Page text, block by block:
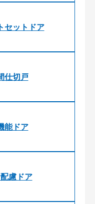
セットドア
仕切戸
能ドア
慮ドア